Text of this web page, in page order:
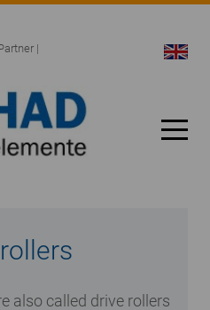
|
also called drive rollers